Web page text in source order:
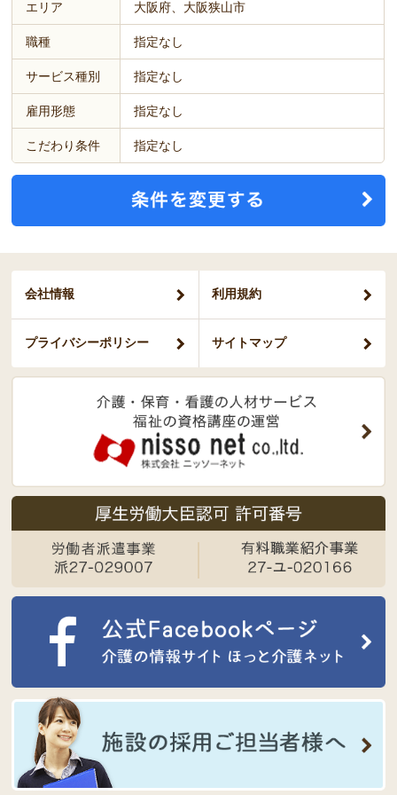
エリア 大阪府、大阪狭山市
職種 指定なし
サービス種別 指定なし
雇用形態 指定なし
こだわり条件 指定なし
会社情報 利用規約
プライバシーポリシー サイトマップ